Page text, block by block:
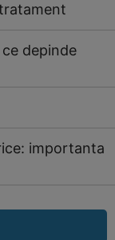
depinde
importanta